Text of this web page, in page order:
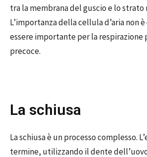
tra la membrana del guscio e lo strato
L’importanza della cellula d’aria non
essere importante per la respirazione
precoce.
La schiusa
La schiusa è un processo complesso.
termine, utilizzando il dente